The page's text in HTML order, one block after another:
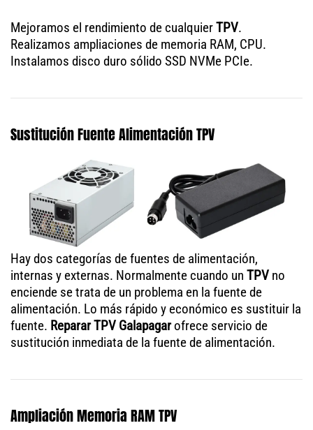
Mejoramos el rendimiento de cualquierTPV.
Realizamos ampliaciones de memoria RAM, CPU.
Instalamos disco duro sólido SSD NVMe PCIe.
Sustitución Fuente Alimentación TPV
Hay dos categorías de fuentes de alimentación,
internas y externas. Normalmente cuando un TPV no
enciende se trata de un problema en la fuente de
alimentación. Lo más rápido y económico es sustituir la
fuente. Reparar TPV Galapagarofrece servicio de
sustitución inmediata de la fuente de alimentación.
Ampliación Memoria RAM TPV